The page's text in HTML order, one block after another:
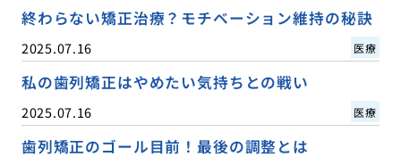
終わらない矯正治療？モチベーション維持の秘訣
2025.07.16 医療
私の歯列矯正はやめたい気持ちとの戦い
2025.07.16 医療
歯列矯正のゴール目前！最後の調整とは